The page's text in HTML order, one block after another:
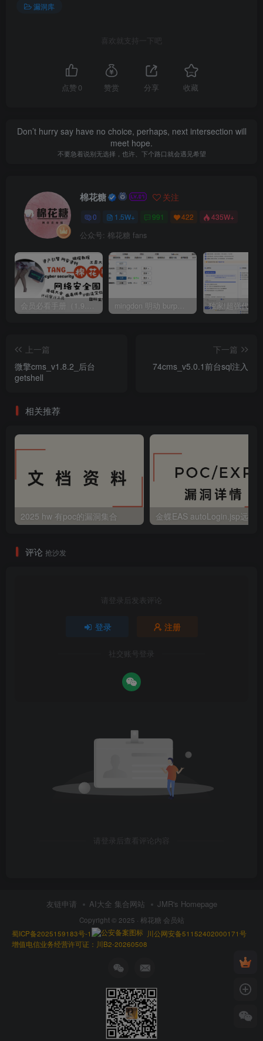
漏洞库
喜欢就支持一下吧
点赞 0 赞赏 分享 收藏
Don’t hurry say have no choice, perhaps, next intersection will
meet hope.
不要急着说别无选择，也许、下个路口就会遇见希望
棉花糖 关注
0 1.5W+ 991 422 435W+
公众号: 棉花糖 fans
会员必看手册（1.9.0版本 26.4.5更新） mingdon 明动 burp插件0.2.6版本 本地时间校验去除版
上一篇
微擎cms_v1.8.2_后台
getshell
下一篇
74cms_v5.0.1前台sql注入
相关推荐
2025 hw 有poc的漏洞集合
评论 抢沙发
请登录后发表评论
登录 注册
社交账号登录
请登录后查看评论内容
友链申请 AI大全 集合网站 JMR's Homepage
Copyright © 2025 · 棉花糖 会员站
蜀ICP备2025159183号-1
川公网安备51152402000171号
增值电信业务经营许可证：川B2-20260508